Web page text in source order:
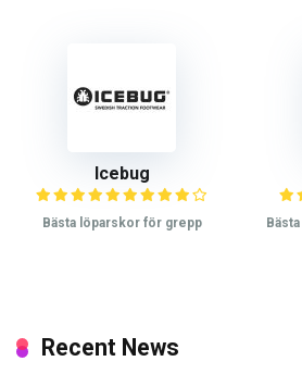
Icebug
Bästa löparskor för grepp
Recent News